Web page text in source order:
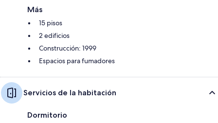
Más
15 pisos
2 edificios
Construcción: 1999
Espacios para fumadores
Servicios de la habitación
Dormitorio